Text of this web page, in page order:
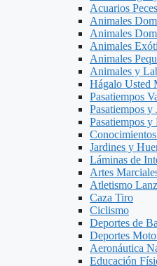
Acuarios Peces
Animales
Animales
Animales
Animales
Animales y
Hágalo Usted
Pasatiempos
Pasatiempos y
Pasatiempos y
Jardines y
Láminas de
Artes
Atletismo
Caza Tiro
Ciclismo
Deportes de
Deportes
Aeronáutica
Educación